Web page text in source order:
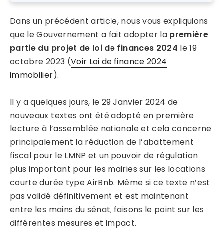
Dans un précédent article, nous vous expliquions
que le Gouvernement a fait adopter la première
partie du projet de loi de finances 2024 le 19
octobre 2023 (Voir Loi de finance 2024
immobilier).
Il y a quelques jours, le 29 Janvier 2024 de
nouveaux textes ont été adopté en première
lecture à l’assemblée nationale et cela concerne
principalement la réduction de l’abattement
fiscal pour le LMNP et un pouvoir de régulation
plus important pour les mairies sur les locations
courte durée type AirBnb. Même si ce texte n’est
pas validé définitivement et est maintenant
entre les mains du sénat, faisons le point sur les
différentes mesures et impact.